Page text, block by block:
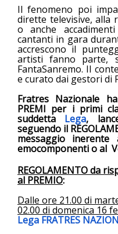
Il fenomeno poi
dirette televisive, alla
o anche
cantanti in gara
accrescono il
artisti fanno parte,
FantaSanremo. Il
e curato dai gestori di
Fratres Nazionale
PREMI per i primi
suddetta Lega,
seguendo il
messaggio
emocomponenti o al
REGOLAMENTO da
al PREMIO:
Dalle ore 21.00 di
02.00 di domenica 16
Lega FRATRES